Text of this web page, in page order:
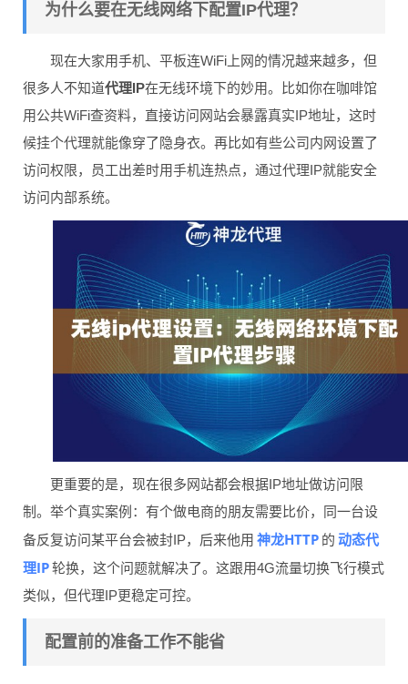
为什么要在无线网络下配置IP代理？
现在大家用手机、平板连WiFi上网的情况越来越多，但
很多人不知道代理IP在无线环境下的妙用。比如你在咖啡馆
用公共WiFi查资料，直接访问网站会暴露真实IP地址，这时
候挂个代理就能像穿了隐身衣。再比如有些公司内网设置了
访问权限，员工出差时用手机连热点，通过代理IP就能安全
访问内部系统。
更重要的是，现在很多网站都会根据IP地址做访问限
制。举个真实案例：有个做电商的朋友需要比价，同一台设
备反复访问某平台会被封IP，后来他用 神龙HTTP 的 动态代
理IP轮换，这个问题就解决了。这跟用4G流量切换飞行模式
类似，但代理IP更稳定可控。
配置前的准备工作不能省